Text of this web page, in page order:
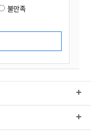
불만족